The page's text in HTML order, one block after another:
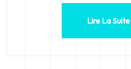
Lire La